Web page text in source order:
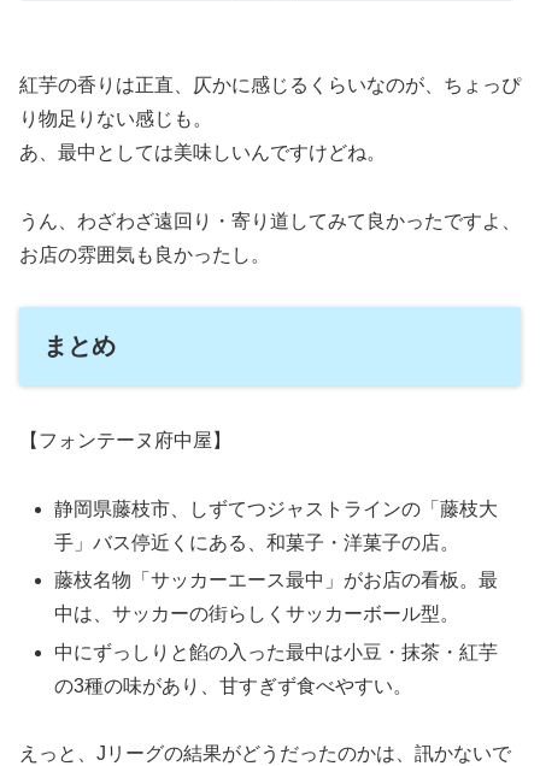
紅芋の香りは正直、仄かに感じるくらいなのが、ちょっぴ
り物足りない感じも。
あ、最中としては美味しいんですけどね。
うん、わざわざ遠回り・寄り道してみて良かったですよ、
お店の雰囲気も良かったし。
まとめ
【フォンテーヌ府中屋】
静岡県藤枝市、しずてつジャストラインの「藤枝大
手」バス停近くにある、和菓子・洋菓子の店。
藤枝名物「サッカーエース最中」がお店の看板。最
中は、サッカーの街らしくサッカーボール型。
中にずっしりと餡の入った最中は小豆・抹茶・紅芋
の3種の味があり、甘すぎず食べやすい。
えっと、Jリーグの結果がどうだったのかは、訊かないで